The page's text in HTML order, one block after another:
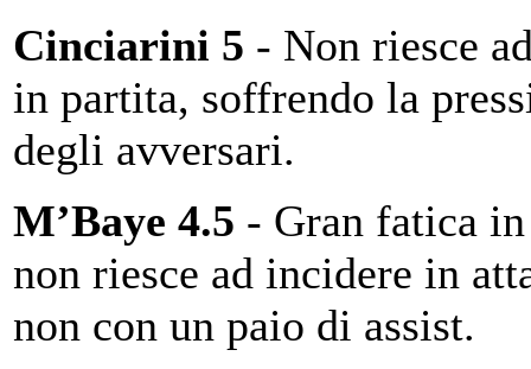
Cinciarini 5 - Non riesce
in partita, soffrendo la
degli avversari.
M’Baye 4.5 - Gran fatica
non riesce ad incidere in
non con un paio di assist.